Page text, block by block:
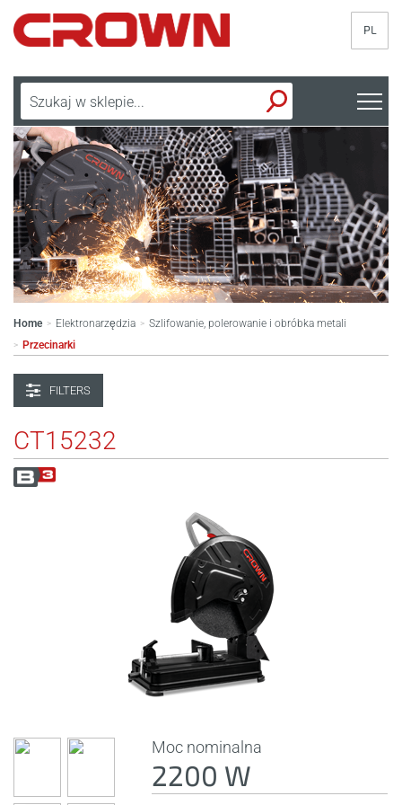
PL
Home > Elektronarzędzia > Szlifowanie, polerowanie i obróbka metali
> Przecinarki
FILTERS
CT15232
Moc nominalna
2200 W